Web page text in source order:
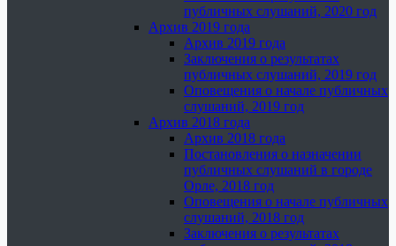
публичных слушаний, 2020 год
Архив 2019 года
Архив 2019 года
Заключения о результатах
публичных слушаний, 2019 год
Оповещения о начале публичных
слушаний, 2019 год
Архив 2018 года
Архив 2018 года
Постановления о назначении
публичных слушаний в городе
Орле, 2018 год
Оповещения о начале публичных
слушаний, 2018 год
Заключения о результатах